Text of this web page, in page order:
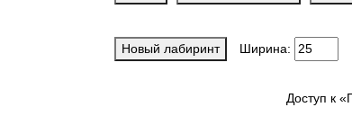
Новый лабиринт Ширина:
Доступ к